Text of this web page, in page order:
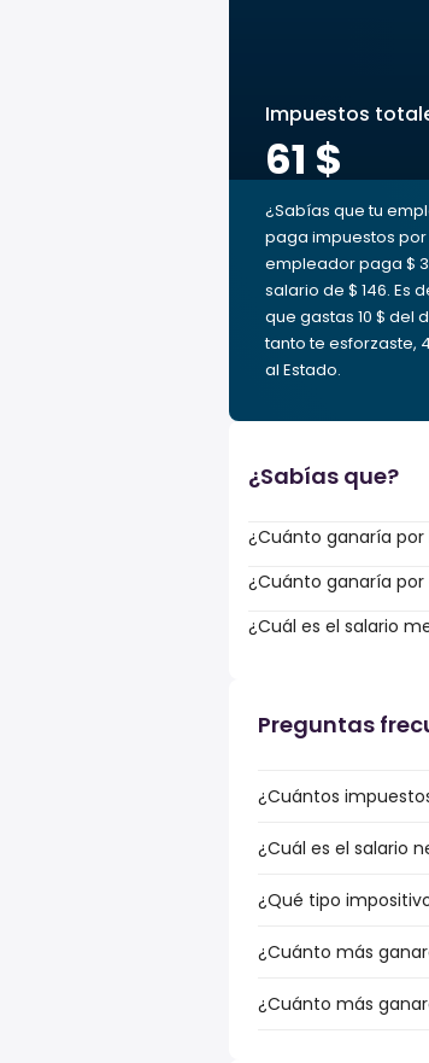
Impuestos
61 $
¿Sabías que tu
paga impuestos por
empleador paga $
salario de $ 146. Es
que gastas 10 $ del
tanto te esforzaste,
al Estado.
¿Sabías que?
¿Cuánto ganaría por
¿Cuánto ganaría por
¿Cuál es el salario
Preguntas
¿Cuántos
¿Cuál es el salario
¿Qué tipo
¿Cuánto más
¿Cuánto más